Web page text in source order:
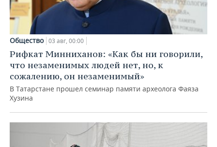
Общество 03 авг, 00:00
Рифкат Минниханов: «Как бы ни говорили,
что незаменимых людей нет, но, к
сожалению, он незаменимый»
В Татарстане прошел семинар памяти археолога Фаяза
Хузина